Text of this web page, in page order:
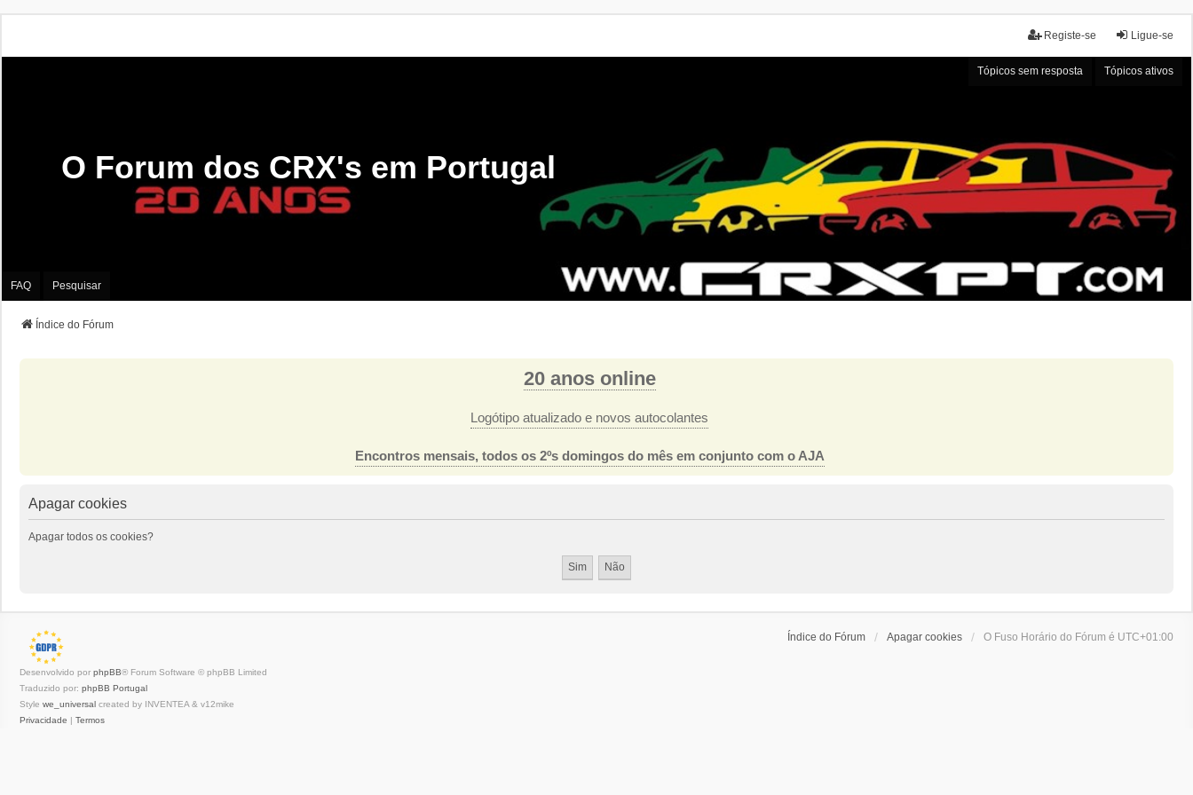
Ligue-se
Registe-se
Tópicos sem resposta Tópicos ativos
O Forum dos CRX's em Portugal
FAQ Pesquisar
Índice do Fórum
20 anos online
Logótipo atualizado e novos autocolantes
Encontros mensais, todos os 2ºs domingos do mês em conjunto com o AJA
Apagar cookies
Apagar todos os cookies?
Índice do Fórum Apagar cookies O Fuso Horário do Fórum é UTC+01:00
Desenvolvido por phpBB® Forum Software © phpBB Limited
Traduzido por: phpBB Portugal
Style we_universal created by INVENTEA & v12mike
Privacidade | Termos